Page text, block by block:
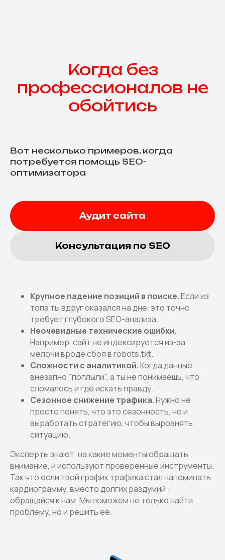
Когда без
профессионалов не
обойтись
Вот несколько примеров, когда
потребуется помощь SEO-
оптимизатора
Аудит сайта
Консультация по SEO
Крупное падение позиций в поиске.Если из
топа ты вдруг оказался на дне, это точно
требует глубокого SEO-анализа.
Неочевидные технические ошибки.
Например, сайт не индексируется из-за
мелочи вроде сбоя в robots.txt.
Сложности с аналитикой.Когда данные
внезапно "поплыли", а ты не понимаешь, что
сломалось и где искать правду.
Сезонное снижение трафика.Нужно не
просто понять, что это сезонность, но и
выработать стратегию, чтобы выровнять
ситуацию.
Эксперты знают, на какие моменты обращать
внимание, и используют проверенные инструменты.
Так что если твой график трафика стал напоминать
кардиограмму, вместо долгих раздумий –
обращайся к нам. Мы поможем не только найти
проблему, но и решить её.